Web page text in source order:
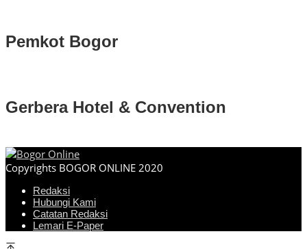
Pemkot Bogor
Gerbera Hotel & Convention
Copyrights BOGOR ONLINE 2020
Redaksi
Hubungi Kami
Catatan Redaksi
Lemari E-Paper